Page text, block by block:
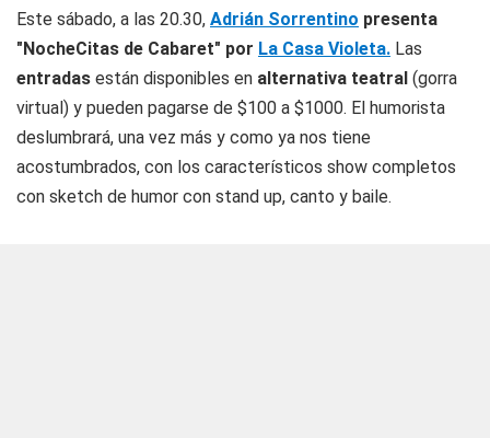
Este sábado, a las 20.30, Adrián Sorrentino presenta
"NocheCitas de Cabaret" por La Casa Violeta. Las
entradas están disponibles en alternativa teatral (gorra
virtual) y pueden pagarse de $100 a $1000. El humorista
deslumbrará, una vez más y como ya nos tiene
acostumbrados, con los característicos show completos
con sketch de humor con stand up, canto y baile.